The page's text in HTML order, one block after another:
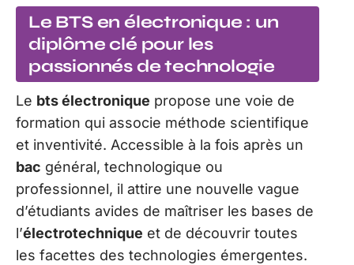
Le BTS en électronique : un
diplôme clé pour les
passionnés de technologie
Le bts électronique propose une voie de
formation qui associe méthode scientifique
et inventivité. Accessible à la fois après un
bac général, technologique ou
professionnel, il attire une nouvelle vague
d’étudiants avides de maîtriser les bases de
l’électrotechnique et de découvrir toutes
les facettes des technologies émergentes.